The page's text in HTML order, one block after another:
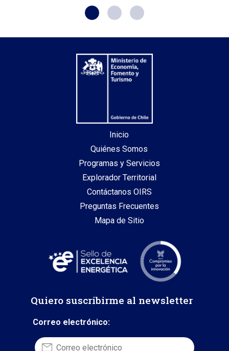
Inicio
Quiénes Somos
Programas y Servicios
Explorador Territorial
Contáctanos OIRS
Preguntas Frecuentes
Mapa de Sitio
Quiero suscribirme al newsletter
Correo electrónico: